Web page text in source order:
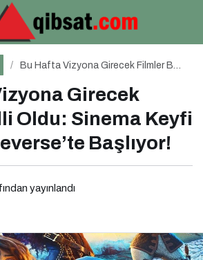
Bu Hafta Vizyona Girecek Filmler Belli
Cineverse’te Başlıyor!
Girecek
Oldu: Sinema Keyfi
Başlıyor!
yayınlandı
Rehberi Yorum Yap